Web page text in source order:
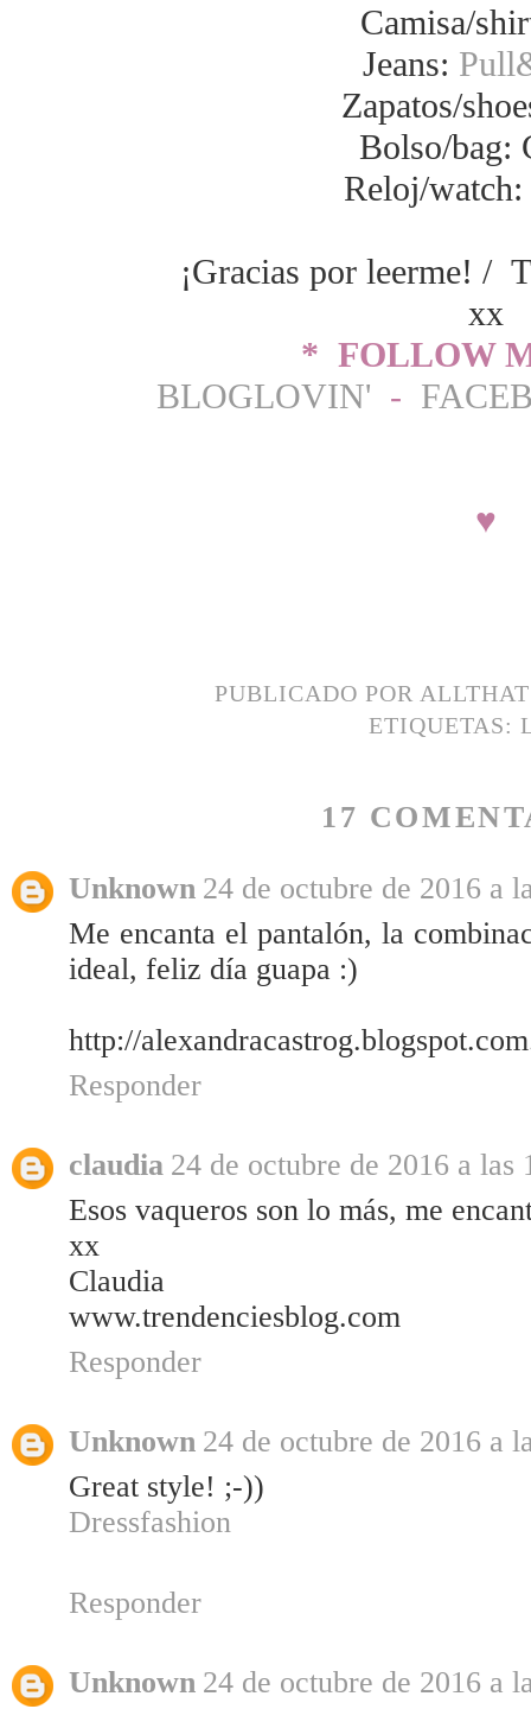
Camisa/
Jeans:
Zapatos/
Bolso/bag:
Reloj/watch:
¡Gracias por leerme! /
xx
* FOLLOW
BLOGLOVIN' -
♥
PUBLICADO POR
ETIQUETAS:
17
Unknown 24 de octubre de 2016 a
Me encanta el pantalón, la
ideal, feliz día guapa :)
http://
Responder
claudia 24 de octubre de 2016 a las
Esos vaqueros son lo más, me
xx
Claudia
www.trendenciesblog.com
Responder
Unknown 24 de octubre de 2016 a
Great style! ;-))
Dressfashion
Responder
Unknown 24 de octubre de 2016 a